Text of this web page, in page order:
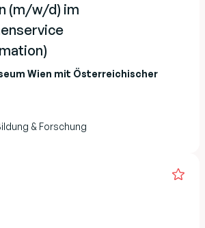
(m/w/d) im
Wien mit Österreichischer
& Forschung